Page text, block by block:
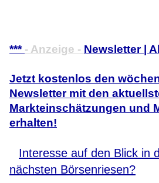
*** - Anzeige - Newsletter |
Jetzt kostenlos den
Newsletter mit den
Markteinschätzungen und
erhalten!
Interesse auf den Blick in
nächsten Börsenriesen?